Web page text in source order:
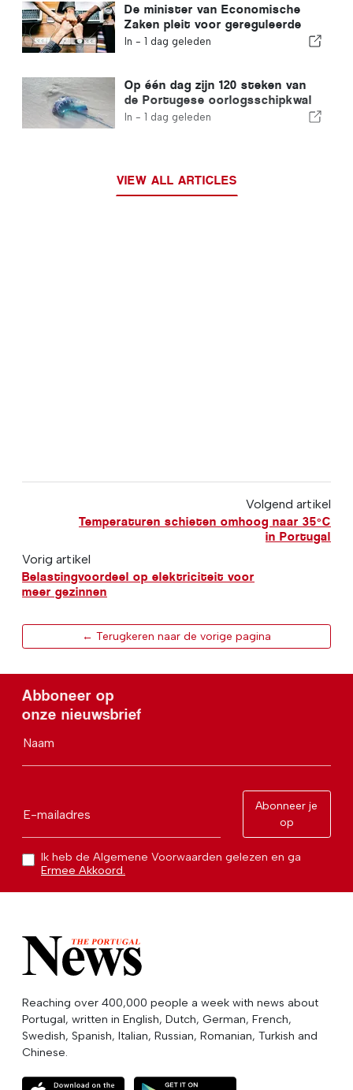
De minister van Economische
Zaken pleit voor gereguleerde
integratie en garandeert een
In - 1 dag geleden
Op één dag zijn 120 steken van
de Portugese oorlogsschipkwal
geregistreerd
In - 1 dag geleden
VIEW ALL ARTICLES
Volgend artikel
Temperaturen schieten omhoog naar 35ºC
in Portugal
Vorig artikel
Belastingvoordeel op elektriciteit voor
meer gezinnen
← Terugkeren naar de vorige pagina
Abboneer op
onze nieuwsbrief
Naam
E-mailadres
Abonneer je
op
Ik heb de Algemene Voorwaarden gelezen en ga
Ermee Akkoord.
Reaching over 400,000 people a week with news about
Portugal, written in English, Dutch, German, French,
Swedish, Spanish, Italian, Russian, Romanian, Turkish and
Chinese.